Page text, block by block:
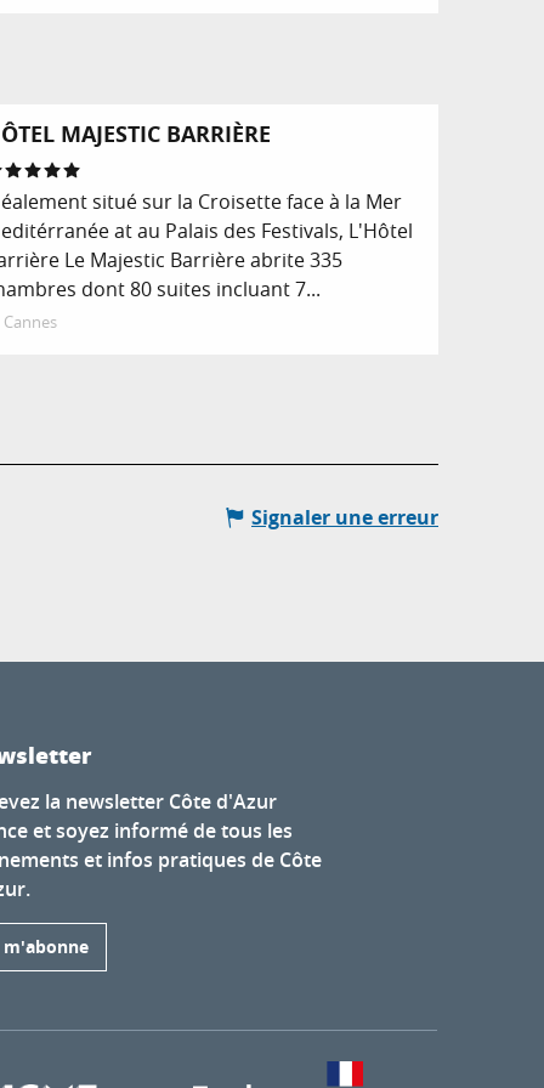
MAJESTIC BARRIÈRE
situé sur la Croisette face à la Mer
at au Palais des Festivals, L'Hôtel
Le Majestic Barrière abrite 335
dont 80 suites incluant 7...
Cannes
Signaler une erreur
la newsletter Côte d'Azur
et soyez informé de tous les
et infos pratiques de Côte
m'abonne